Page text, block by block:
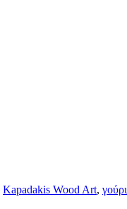
Kapadakis Wood Art, γούρι